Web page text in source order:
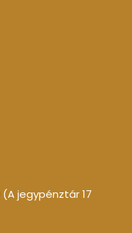
(A jegypénztár 17